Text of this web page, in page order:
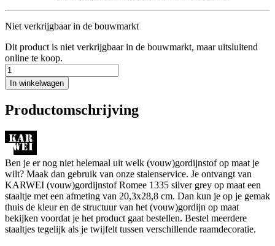
Niet verkrijgbaar in de bouwmarkt
Dit product is niet verkrijgbaar in de bouwmarkt, maar uitsluitend
online te koop.
In winkelwagen
Productomschrijving
Ben je er nog niet helemaal uit welk (vouw)gordijnstof op maat je
wilt? Maak dan gebruik van onze stalenservice. Je ontvangt van
KARWEI (vouw)gordijnstof Romee 1335 silver grey op maat een
staaltje met een afmeting van 20,3x28,8 cm. Dan kun je op je gemak
thuis de kleur en de structuur van het (vouw)gordijn op maat
bekijken voordat je het product gaat bestellen. Bestel meerdere
staaltjes tegelijk als je twijfelt tussen verschillende raamdecoratie.